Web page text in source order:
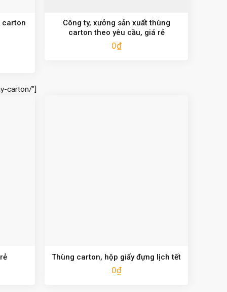
carton
Công ty, xưởng sản xuất thùng
carton theo yêu cầu, giá rẻ
0₫
carton/”]
Thùng carton, hộp giấy đựng lịch tết
0₫